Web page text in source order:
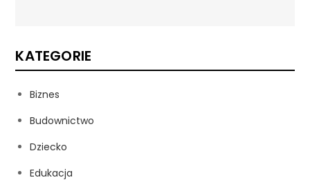
KATEGORIE
Biznes
Budownictwo
Dziecko
Edukacja